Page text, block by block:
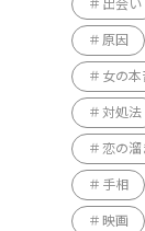
出会い
原因
女の本
対処法
恋の溜
手相
映画